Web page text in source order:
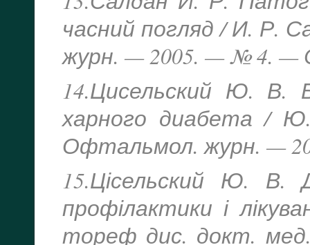
часний погляд / И. Р.
журн. — 2005. — № 4. —
14.Цисельский Ю. В.
харного диабета /
Офтальмол. журн. —
15.Цісельский Ю. В.
профілактики і
тореф дис. докт. мед.